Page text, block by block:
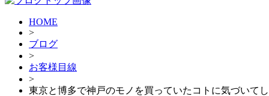
HOME
>
ブログ
>
お客様目線
>
東京と博多で神戸のモノを買っていたコトに気づいて